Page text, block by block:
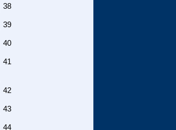
38
39
40
41
42
43
44